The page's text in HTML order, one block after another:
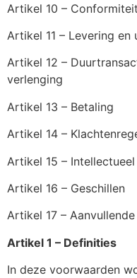
Artikel 10 –
Artikel 11 – Levering en
Artikel 12 –
verlenging
Artikel 13 – Betaling
Artikel 14 –
Artikel 15 –
Artikel 16 – Geschillen
Artikel 17 –
Artikel 1 – Definities
In deze voorwaarden